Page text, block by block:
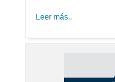
Leer más..